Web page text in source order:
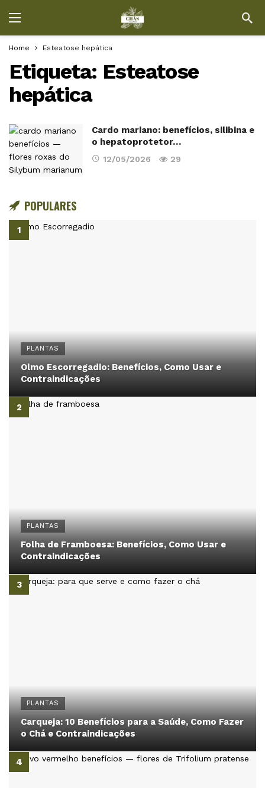
Home Esteatose hepática
Etiqueta: Esteatose
hepática
Cardo mariano: benefícios, silibina e
o hepatoprotetor…
12/05/2026 29
POPULARES
PLANTAS
Olmo Escorregadio: Benefícios, Como Usar e
Contraindicações
PLANTAS
Folha de Framboesa: Benefícios, Como Usar e
Contraindicações
PLANTAS
Carqueja: 10 Benefícios para a Saúde, Como Fazer
o Chá e Contraindicações